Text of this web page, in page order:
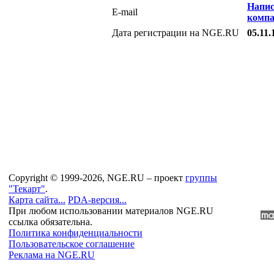
E-mail
Дата регистрации на NGE.RU
Copyright © 1999-2026, NGE.RU – проект группы
"Текарт".
Карта сайта... PDA-версия...
При любом использовании материалов NGE.RU
ссылка обязательна.
Политика конфиденциальности
Пользовательское соглашение
Реклама на NGE.RU